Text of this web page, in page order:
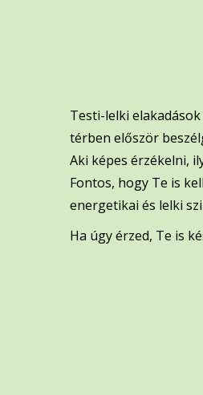
Testi-lelki
térben először
Aki képes érzékelni,
Fontos, hogy Te is
energetikai és lelki
Ha úgy érzed, Te is